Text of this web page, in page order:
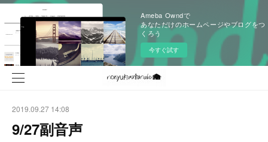
Ameba Owndで
あなただけのホームページやブログをつ
くろう
今すぐ試す
2019.09.27 14:08
9/27副音声